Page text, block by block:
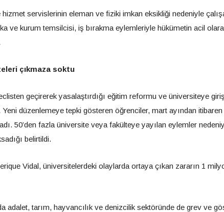
hizmet servislerinin eleman ve fiziki imkan eksikliği nedeniyle
ve kurum temsilcisi, iş bırakma eylemleriyle hükümetin acil
çıkmaza soktu
geçirerek yasalaştırdığı eğitim reformu ve üniversiteye
düzenlemeye tepki gösteren öğrenciler, mart ayından
50’den fazla üniversite veya fakülteye yayılan eylemler
belirtildi.
Vidal, üniversitelerdeki olaylarda ortaya çıkan zararın 1
adalet, tarım, hayvancılık ve denizcilik sektöründe de grev ve